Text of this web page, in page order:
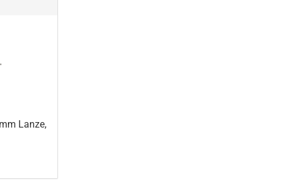
Lanze,